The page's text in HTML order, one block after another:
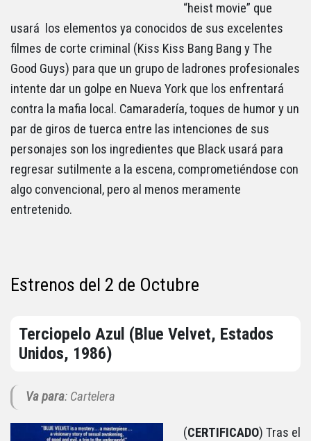
“heist movie” que
usará los elementos ya conocidos de sus excelentes
filmes de corte criminal (Kiss Kiss Bang Bang y The
Good Guys) para que un grupo de ladrones profesionales
intente dar un golpe en Nueva York que los enfrentará
contra la mafia local. Camaradería, toques de humor y un
par de giros de tuerca entre las intenciones de sus
personajes son los ingredientes que Black usará para
regresar sutilmente a la escena, comprometiéndose con
algo convencional, pero al menos meramente
entretenido.
Estrenos del 2 de Octubre
Terciopelo Azul (Blue Velvet, Estados
Unidos, 1986)
Va para: Cartelera
(CERTIFICADO) Tras el